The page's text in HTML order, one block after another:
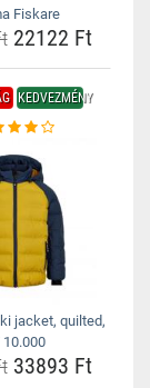
Fiskare
22122 Ft
KEDVEZMÉNY
jacket, quilted,
10.000
33893 Ft